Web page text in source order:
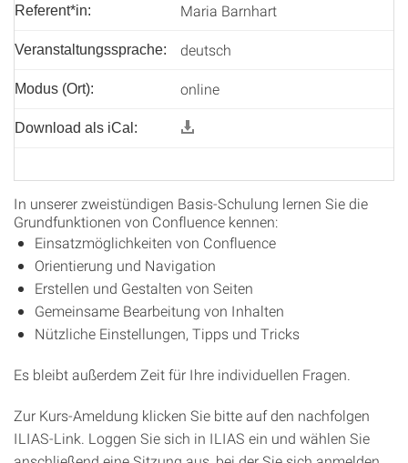
Referent*in: Maria Barnhart
Veranstaltungssprache: deutsch
Modus (Ort): online
Download als iCal:
In unserer zweistündigen Basis-Schulung lernen Sie die
Grundfunktionen von Confluence kennen:
Einsatzmöglichkeiten von Confluence
Orientierung und Navigation
Erstellen und Gestalten von Seiten
Gemeinsame Bearbeitung von Inhalten
Nützliche Einstellungen, Tipps und Tricks
Es bleibt außerdem Zeit für Ihre individuellen Fragen.
Zur Kurs-Ameldung klicken Sie bitte auf den nachfolgen
ILIAS-Link. Loggen Sie sich in ILIAS ein und wählen Sie